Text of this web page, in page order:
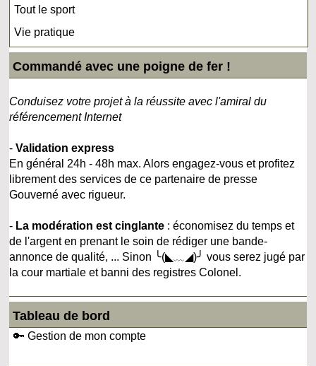
Tout le sport
Vie pratique
Commandé avec une poigne de fer !
Conduisez votre projet à la réussite avec l'amiral du
référencement Internet
-Validation express
En général 24h - 48h max. Alors engagez-vous et profitez
librement des services de ce partenaire de presse
Gouverné avec rigueur.
- La modération est cinglante : économisez du temps et
de l'argent en prenant le soin de rédiger une bande-
annonce de qualité, ... Sinon ╰(◣﹏◢)╯ vous serez jugé par
la cour martiale et banni des registres Colonel.
Tableau de bord
🔑 Gestion de mon compte